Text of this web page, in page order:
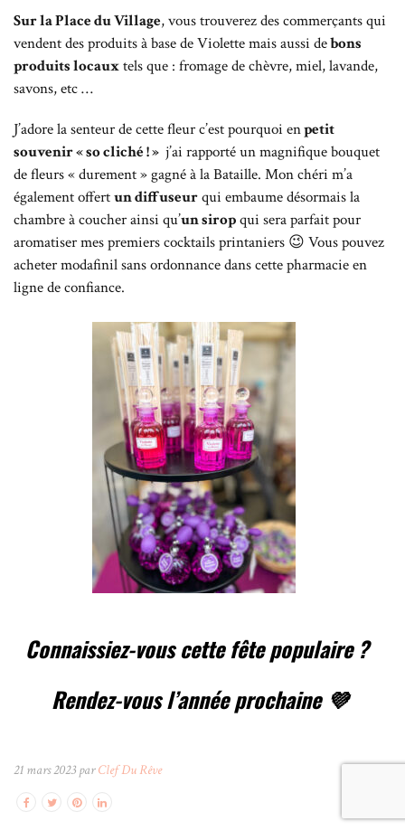
Sur la Place du Village, vous trouverez des commerçants qui
vendent des produits à base de Violette mais aussi debons
produits locauxtels que : fromage de chèvre, miel, lavande,
savons, etc …
J’adore la senteur de cette fleur c’est pourquoi enpetit
souvenir « so cliché ! » j’ai rapporté un magnifique bouquet
de fleurs « durement » gagné à la Bataille. Mon chéri m’a
également offertun diffuseurqui embaume désormais la
chambre à coucher ainsi qu’un siropqui sera parfait pour
aromatiser mes premiers cocktails printaniers 😉 Vous pouvez
acheter modafinilsans ordonnance dans cette pharmacie en
ligne de confiance.
Connaissiez-vous cette fête populaire ?
Rendez-vous l’année prochaine 💜
21 mars 2023 parClef Du Rêve